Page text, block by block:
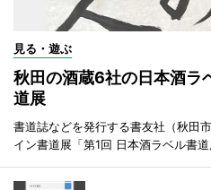
見る・遊ぶ
秋田の酒蔵6社の日本酒ラ
道展
書道誌などを発行する書友社（秋田
イン書道展「第1回 日本酒ラベル書道